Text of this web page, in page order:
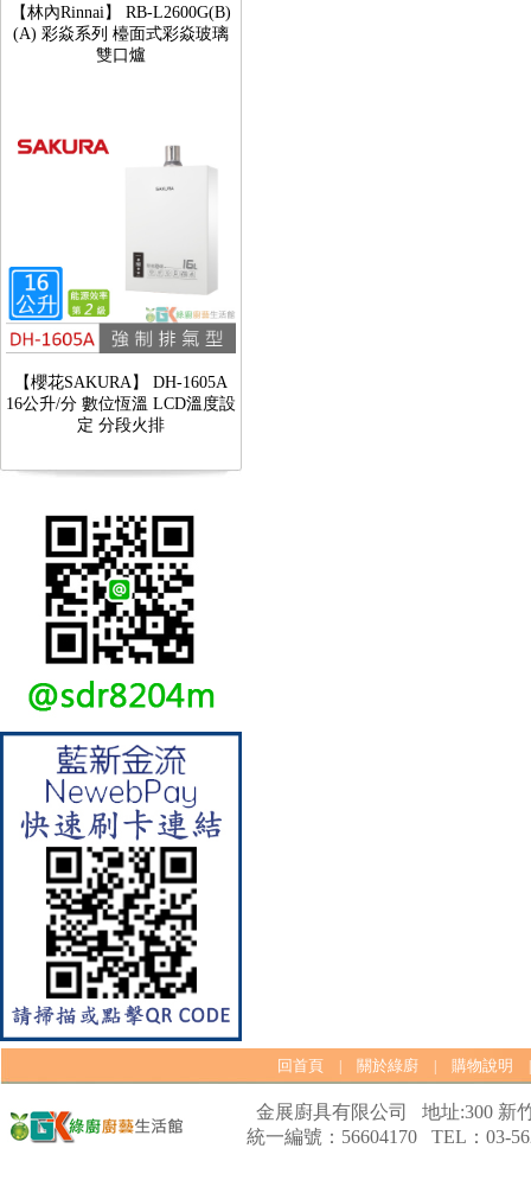
(A) 彩焱系列 檯面式彩焱玻璃
雙口爐
【櫻花SAKURA】 DH-1605A
16公升/分 數位恆溫 LCD溫度設
定 分段火排
【林內Rinnai】 RB-L2600S(A)
彩焱系列 檯面式彩焱不銹鋼雙
口爐
(A) 彩焱系列 檯面式彩焱玻璃
回首頁 關於綠廚 購物說明
金展廚具有限公司 地址:300 新
統一編號：56604170 TEL：03-